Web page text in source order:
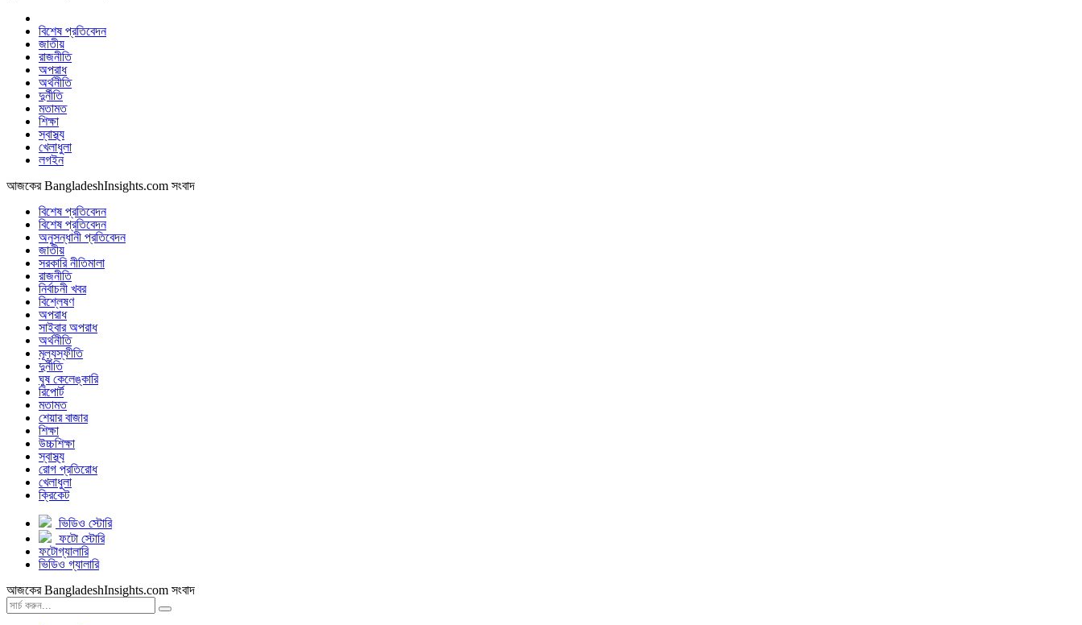
বিশেষ প্রতিবেদন
জাতীয়
রাজনীতি
অপরাধ
অর্থনীতি
দুর্নীতি
মতামত
শিক্ষা
স্বাস্থ্য
খেলাধুলা
লগইন
আজকের BangladeshInsights.com সংবাদ
বিশেষ প্রতিবেদন
বিশেষ প্রতিবেদন
অনুসন্ধানী প্রতিবেদন
জাতীয়
সরকারি নীতিমালা
রাজনীতি
নির্বাচনী খবর
বিশ্লেষণ
অপরাধ
সাইবার অপরাধ
অর্থনীতি
মূল্যস্ফীতি
দুর্নীতি
ঘুষ কেলেঙ্কারি
রিপোর্ট
মতামত
শেয়ার বাজার
শিক্ষা
উচ্চশিক্ষা
স্বাস্থ্য
রোগ প্রতিরোধ
খেলাধুলা
ক্রিকেট
ভিডিও স্টোরি
ফটো স্টোরি
ফটোগ্যালারি
ভিডিও গ্যালারি
আজকের BangladeshInsights.com সংবাদ